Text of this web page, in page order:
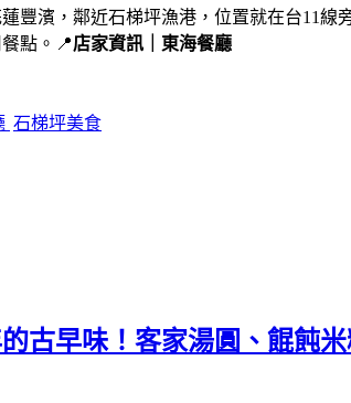
豐濱，鄰近石梯坪漁港，位置就在台11線
點。📍店家資訊｜東海餐廳
石梯坪美食
古早味！客家湯圓、餛飩